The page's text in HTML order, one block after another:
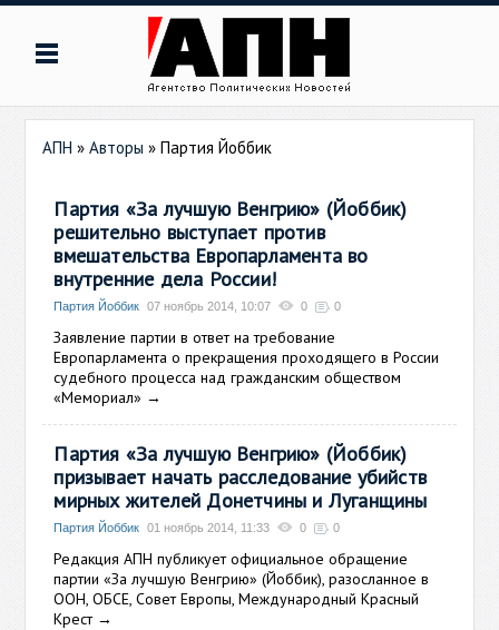
АПН »Авторы »Партия Йоббик
Партия «За лучшую Венгрию» (Йоббик)
решительно выступает против
вмешательства Европарламента во
внутренние дела России!
Партия Йоббик 07 ноябрь 2014, 10:07 0 0
Заявление партии в ответ на требование
Европарламента о прекращения проходящего в России
судебного процесса над гражданским обществом
«Мемориал» →
Партия «За лучшую Венгрию» (Йоббик)
призывает начать расследование убийств
мирных жителей Донетчины и Луганщины
Партия Йоббик 01 ноябрь 2014, 11:33 0 0
Редакция АПН публикует официальное обращение
партии «За лучшую Венгрию» (Йоббик), разосланное в
ООН, ОБСЕ, Совет Европы, Международный Красный
Крест→